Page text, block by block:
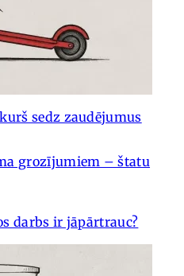
sedz zaudējumus
grozījumiem – štatu
darbs ir jāpārtrauc?